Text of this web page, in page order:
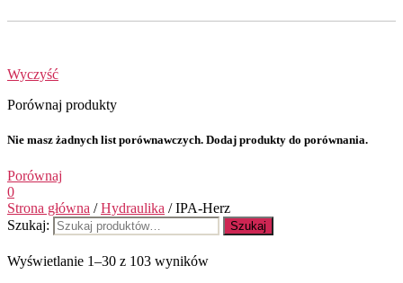
Wyczyść
Porównaj produkty
Nie masz żadnych list porównawczych. Dodaj produkty do porównania.
Porównaj
0
Strona główna /Hydraulika / IPA-Herz
Szukaj:
Szukaj
Wyświetlanie 1–30 z 103 wyników